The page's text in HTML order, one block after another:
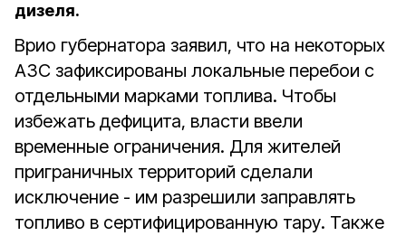
дизеля.
Врио губернатора заявил, что на некоторых
АЗС зафиксированы локальные перебои с
отдельными марками топлива. Чтобы
избежать дефицита, власти ввели
временные ограничения. Для жителей
приграничных территорий сделали
исключение - им разрешили заправлять
топливо в сертифицированную тару. Также